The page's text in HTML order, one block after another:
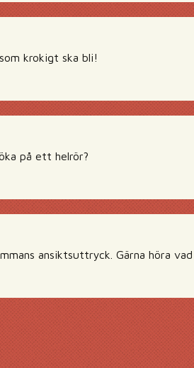
krokigt ska bli!
på ett helrör?
ansiktsuttryck. Gärna höra